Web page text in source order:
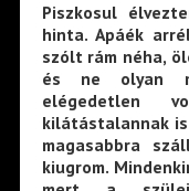
Piszkosul
hinta. Apáék
szólt rám néha,
és ne olyan
elégedetlen
kilátástalannak
magasabbra
kiugrom.